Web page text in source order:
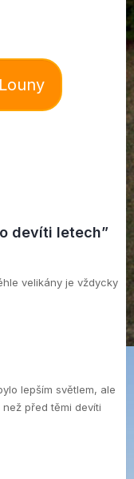
devíti letech”
velikány je vždycky
lepším světlem, ale
před těmi devíti